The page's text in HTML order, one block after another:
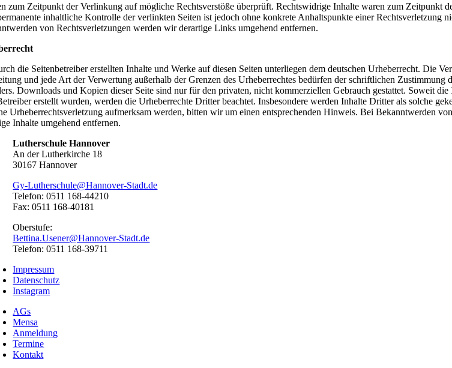
zum Zeitpunkt der Verlinkung auf mögliche Rechtsverstöße überprüft. Rechtswidrige Inhalte waren zum Zeitpunkt
inhaltliche Kontrolle der verlinkten Seiten ist jedoch ohne konkrete Anhaltspunkte einer Rechtsverletzung
von Rechtsverletzungen werden wir derartige Links umgehend entfernen.
die Seitenbetreiber erstellten Inhalte und Werke auf diesen Seiten unterliegen dem deutschen Urheberrecht. Die
und jede Art der Verwertung außerhalb der Grenzen des Urheberrechtes bedürfen der schriftlichen Zustimmung
Downloads und Kopien dieser Seite sind nur für den privaten, nicht kommerziellen Gebrauch gestattet. Soweit die
erstellt wurden, werden die Urheberrechte Dritter beachtet. Insbesondere werden Inhalte Dritter als solche
Urheberrechtsverletzung aufmerksam werden, bitten wir um einen entsprechenden Hinweis. Bei Bekanntwerden
Inhalte umgehend entfernen.
Lutherschule Hannover
An der Lutherkirche 18
30167 Hannover
Gy-Lutherschule@Hannover-Stadt.de
Telefon: 0511 168-44210
Fax: 0511 168-40181
Oberstufe:
Bettina.Usener@Hannover-Stadt.de
Telefon: 0511 168-39711
Impressum
Datenschutz
Instagram
AGs
Mensa
Anmeldung
Termine
Kontakt